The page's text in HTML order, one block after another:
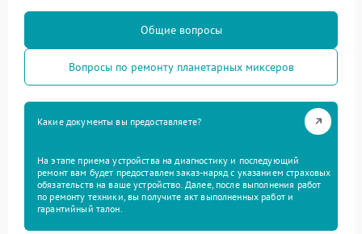
Общие вопросы
Вопросы по ремонту планетарных миксеров
Какие документы вы предоставляете?
На этапе приема устройства на диагностику и последующий
ремонт вам будет предоставлен заказ-наряд с указанием страховых
обязательств на ваше устройство. Далее, после выполнения работ
по ремонту техники, вы получите акт выполненных работ и
гарантийный талон.